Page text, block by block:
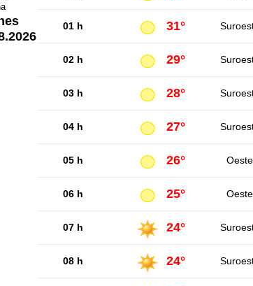
01 h 31°
02 h 29°
03 h 28°
04 h 27°
05 h 26° Oeste
06 h 25° Oeste
07 h 24°
08 h 24°